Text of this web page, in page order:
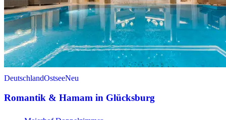
DeutschlandOstseeNeu
Romantik & Hamam in Glücksburg